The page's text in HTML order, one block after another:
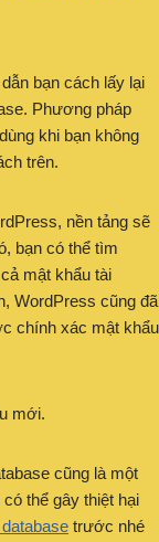
bạn cách lấy lại
Phương pháp
khi bạn không
trên.
nền tảng sẽ
bạn có thể tìm
mật khẩu tài
WordPress cũng đã
chính xác mật khẩu
mới.
cũng là một
thể gây thiệt hại
trước nhé